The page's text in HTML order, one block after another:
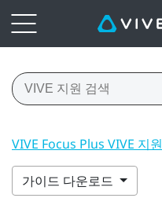
VIVE Focus Plus VIVE 지원
가이드 다운로드